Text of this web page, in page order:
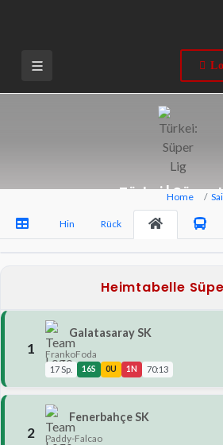
Türkei | Süper
Home
Hin Rück
Heimtabelle
1
Galatasaray SK
FrankoFoda
17 Sp. 16S 0U 1N 70:13
2
Fenerbahçe SK
Paddy-Falcao